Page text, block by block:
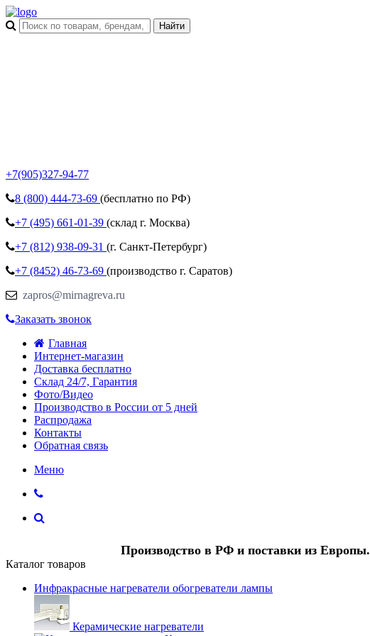
+7(905)327-94-77
8 (800) 444-73-69 (бесплатно по РФ)
+7 (495) 661-01-39 (склад г. Москва)
+7 (812) 938-09-31 (г. Санкт-Петербург)
+7 (8452) 46-73-69 (производство г. Саратов)
zapros@mirnagreva.ru
Заказать звонок
Главная
Интернет-магазин
Доставка бесплатно
Склад 24/7, Гарантия
Фото/Видео
Производство в России от 5 дней
Распродажа
Контакты
Обратная связь
Меню
Производство в РФ и поставки из Европы.
Каталог товаров
Инфракрасные нагреватели обогреватели лампы
Керамические нагреватели